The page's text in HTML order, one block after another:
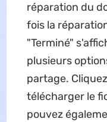
réparation du
fois la
"Terminé"
plusieurs
partage.
télécharger le
pouvez